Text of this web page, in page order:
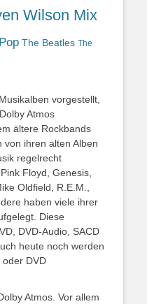
Wilson Mix
The Beatles The
vorgestellt,
Atmos
ältere Rockbands
ihren alten Alben
regelrecht
Floyd, Genesis,
Oldfield, R.E.M.,
haben viele ihrer
Diese
DVD-Audio, SACD
heute noch werden
oder DVD
Atmos. Vor allem